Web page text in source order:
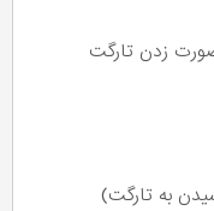
زدن تارگت
به تارگت)